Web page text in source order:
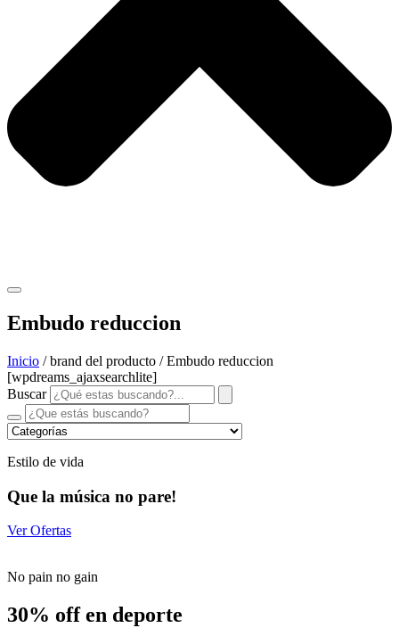
Embudo reduccion
Inicio / brand del producto / Embudo reduccion
[wpdreams_ajaxsearchlite]
Buscar
Estilo de vida
Que la música no pare!
Ver Ofertas
No pain no gain
30% off en deporte